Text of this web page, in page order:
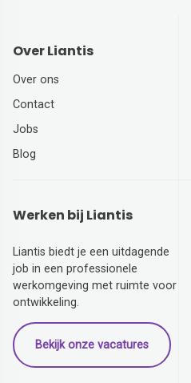
Over Liantis
Over ons
Contact
Jobs
Blog
Werken bij Liantis
Liantis biedt je een uitdagende
job in een professionele
werkomgeving met ruimte voor
ontwikkeling.
Bekijk onze vacatures